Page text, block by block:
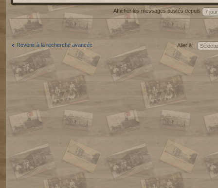
Afficher les messages postés depuis
Revenir à la recherche avancée Aller à: